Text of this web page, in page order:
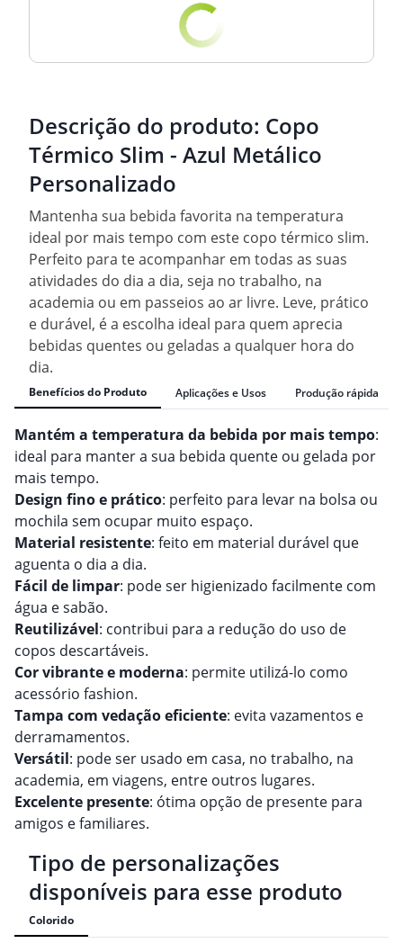
Descrição do produto: Copo
Térmico Slim - Azul Metálico
Personalizado
Mantenha sua bebida favorita na temperatura
ideal por mais tempo com este copo térmico slim.
Perfeito para te acompanhar em todas as suas
atividades do dia a dia, seja no trabalho, na
academia ou em passeios ao ar livre. Leve, prático
e durável, é a escolha ideal para quem aprecia
bebidas quentes ou geladas a qualquer hora do
dia.
Benefícios do Produto Aplicações e Usos Produção rápida
Mantém a temperatura da bebida por mais tempo:
ideal para manter a sua bebida quente ou gelada por
mais tempo.
Design fino e prático: perfeito para levar na bolsa ou
mochila sem ocupar muito espaço.
Material resistente: feito em material durável que
aguenta o dia a dia.
Fácil de limpar: pode ser higienizado facilmente com
água e sabão.
Reutilizável: contribui para a redução do uso de
copos descartáveis.
Cor vibrante e moderna: permite utilizá-lo como
acessório fashion.
Tampa com vedação eficiente: evita vazamentos e
derramamentos.
Versátil: pode ser usado em casa, no trabalho, na
academia, em viagens, entre outros lugares.
Excelente presente: ótima opção de presente para
amigos e familiares.
Tipo de personalizações
disponíveis para esse produto
Colorido